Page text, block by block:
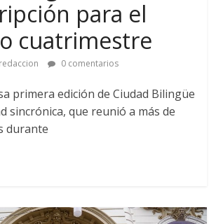
para el
cuatrimestre
redaccion 0 comentarios
primera edición de Ciudad Bilingüe
sincrónica, que reunió a más de
durante